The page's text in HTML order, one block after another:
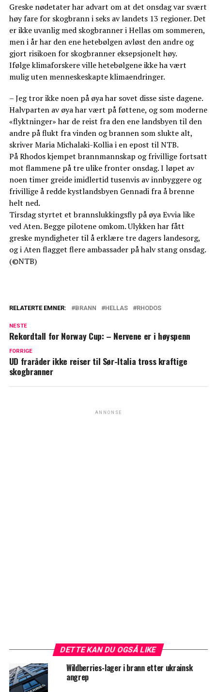
Greske nødetater har advart om at det onsdag var svært
høy fare for skogbrann i seks av landets 13 regioner. Det
er ikke uvanlig med skogbranner i Hellas om sommeren,
men i år har den ene hetebølgen avløst den andre og
gjort risikoen for skogbranner eksepsjonelt høy.
Ifølge klimaforskere ville hetebølgene ikke ha vært
mulig uten menneskeskapte klimaendringer.
– Jeg tror ikke noen på øya har sovet disse siste dagene.
Halvparten av øya har vært på føttene, og som moderne
«flyktninger» har de reist fra den ene landsbyen til den
andre på flukt fra vinden og brannen som slukte alt,
skriver Maria Michalaki-Kollia i en epost til NTB.
På Rhodos kjempet brannmannskap og frivillige fortsatt
mot flammene på tre ulike fronter onsdag. I løpet av
noen timer greide imidlertid tusenvis av innbyggere og
frivillige å redde kystlandsbyen Gennadi fra å brenne
helt ned.
Tirsdag styrtet et brannslukkingsfly på øya Evvia like
ved Aten. Begge pilotene omkom. Ulykken har fått
greske myndigheter til å erklære tre dagers landesorg,
og i Aten flagget flere ambassader på halv stang onsdag.
(©NTB)
RELATERTE EMNER: BRANN HELLAS RHODOS
NESTE
Rekordtall for Norway Cup: – Nervene er i høyspenn
FORRIGE
UD fraråder ikke reiser til Sør-Italia tross kraftige
skogbranner
ANNONSE
DETTE KAN DU OGSÅ LIKE
Wildberries-lager i brann etter ukrainsk
angrep